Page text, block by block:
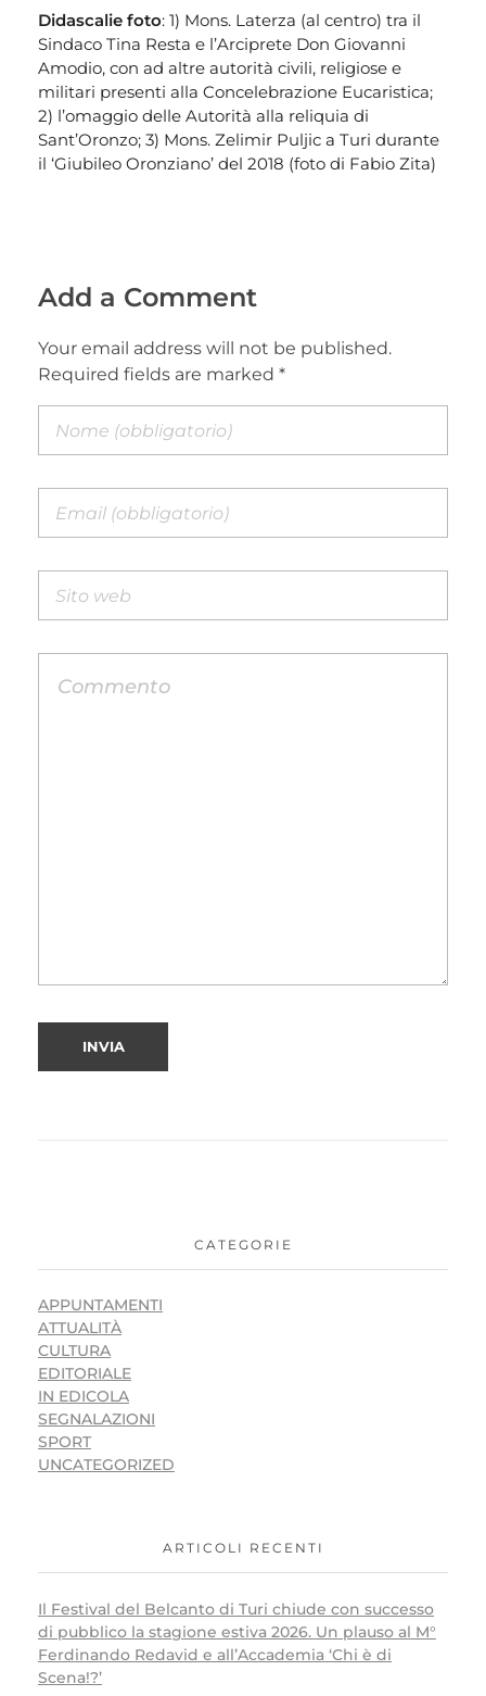
Didascalie foto: 1) Mons. Laterza (al centro) tra il
Sindaco Tina Resta e l’Arciprete Don Giovanni
Amodio, con ad altre autorità civili, religiose e
militari presenti alla Concelebrazione Eucaristica;
2) l’omaggio delle Autorità alla reliquia di
Sant’Oronzo; 3) Mons. Zelimir Puljic a Turi durante
il ‘Giubileo Oronziano’ del 2018 (foto di Fabio Zita)
Add a Comment
Your email address will not be published.
Required fields are marked *
CATEGORIE
APPUNTAMENTI
ATTUALITÀ
CULTURA
EDITORIALE
IN EDICOLA
SEGNALAZIONI
SPORT
UNCATEGORIZED
ARTICOLI RECENTI
Il Festival del Belcanto di Turi chiude con successo
di pubblico la stagione estiva 2026. Un plauso al M°
Ferdinando Redavid e all’Accademia ‘Chi è di
Scena!?’